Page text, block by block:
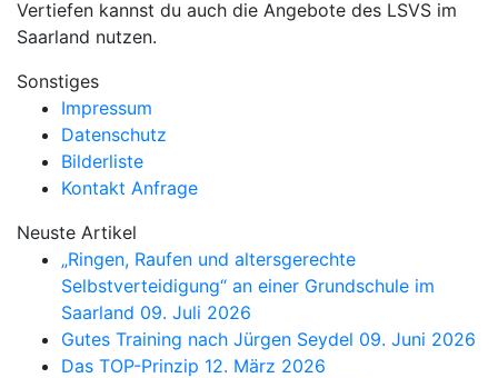
Vertiefen kannst du auch die Angebote des LSVS im
Saarland nutzen.
Sonstiges
Impressum
Datenschutz
Bilderliste
Kontakt Anfrage
Neuste Artikel
„Ringen, Raufen und altersgerechte
Selbstverteidigung“ an einer Grundschule im
Saarland 09. Juli 2026
Gutes Training nach Jürgen Seydel 09. Juni 2026
Das TOP-Prinzip 12. März 2026